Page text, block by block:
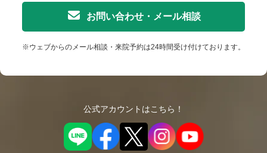
お問い合わせ・メール相談
※ウェブからのメール相談・来院予約は24時間受け付けております。
公式アカウントはこちら！